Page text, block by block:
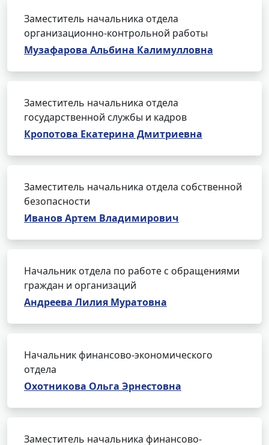
Заместитель начальника отдела
организационно-контрольной работы
Музафарова Альбина Калимулловна
Заместитель начальника отдела
государственной службы и кадров
Кропотова Екатерина Дмитриевна
Заместитель начальника отдела собственной
безопасности
Иванов Артем Владимирович
Начальник отдела по работе с обращениями
граждан и организаций
Андреева Лилия Муратовна
Начальник финансово-экономического
отдела
Охотникова Ольга Эрнестовна
Заместитель начальника финансово-